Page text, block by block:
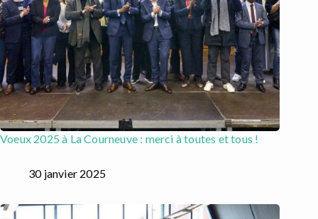
Voeux 2025 à La Courneuve : merci à toutes et tous !
30 janvier 2025